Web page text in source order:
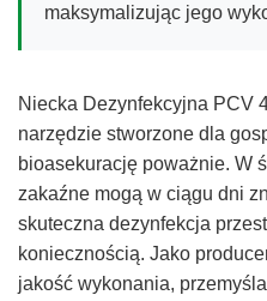
maksymalizując jego
Niecka Dezynfekcyjna PCV
narzędzie stworzone dla
bioasekurację poważnie. W
zakaźne mogą w ciągu dni
skuteczna dezynfekcja
koniecznością. Jako
jakość wykonania,